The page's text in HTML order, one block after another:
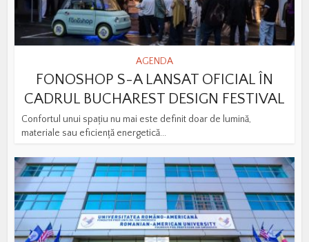
AGENDA
FONOSHOP S-A LANSAT OFICIAL ÎN
CADRUL BUCHAREST DESIGN FESTIVAL
Confortul unui spațiu nu mai este definit doar de lumină,
materiale sau eficiență energetică...